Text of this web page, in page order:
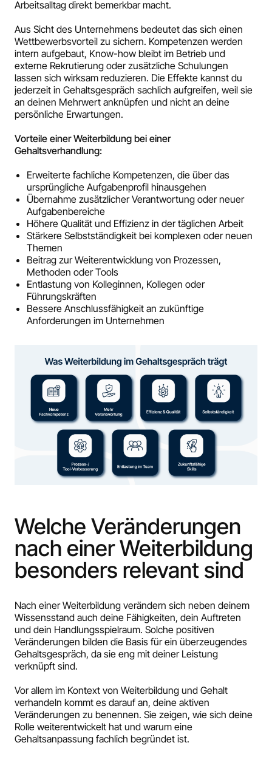
Arbeitsalltag direkt bemerkbar macht.
Aus Sicht des Unternehmens bedeutet das sich einen
Wettbewerbsvorteil zu sichern. Kompetenzen werden
intern aufgebaut, Know-how bleibt im Betrieb und
externe Rekrutierung oder zusätzliche Schulungen
lassen sich wirksam reduzieren. Die Effekte kannst du
jederzeit in Gehaltsgespräch sachlich aufgreifen, weil sie
an deinen Mehrwert anknüpfen und nicht an deine
persönliche Erwartungen.
Vorteile einer Weiterbildung bei einer
Gehaltsverhandlung:
Erweiterte fachliche Kompetenzen, die über das
ursprüngliche Aufgabenprofil hinausgehen
Übernahme zusätzlicher Verantwortung oder neuer
Aufgabenbereiche
Höhere Qualität und Effizienz in der täglichen Arbeit
Stärkere Selbstständigkeit bei komplexen oder neuen
Themen
Beitrag zur Weiterentwicklung von Prozessen,
Methoden oder Tools
Entlastung von Kolleginnen, Kollegen oder
Führungskräften
Bessere Anschlussfähigkeit an zukünftige
Anforderungen im Unternehmen
Welche Veränderungen
nach einer Weiterbildung
besonders relevant sind
Nach einer Weiterbildung verändern sich neben deinem
Wissensstand auch deine Fähigkeiten, dein Auftreten
und dein Handlungsspielraum. Solche positiven
Veränderungen bilden die Basis für ein überzeugendes
Gehaltsgespräch, da sie eng mit deiner Leistung
verknüpft sind.
Vor allem im Kontext von Weiterbildung und Gehalt
verhandeln kommt es darauf an, deine aktiven
Veränderungen zu benennen. Sie zeigen, wie sich deine
Rolle weiterentwickelt hat und warum eine
Gehaltsanpassung fachlich begründet ist.